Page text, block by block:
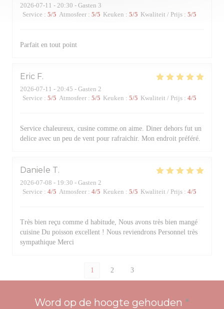
2026-07-11 - 20:30 - Gasten 3
Service : 5/5 Atmosfeer : 5/5 Keuken : 5/5 Kwaliteit / Prijs : 5/5
Parfait en tout point
Eric F
2026-07-11 - 20:45 - Gasten 2
Service : 5/5 Atmosfeer : 5/5 Keuken : 5/5 Kwaliteit / Prijs : 4/5
Service chaleureux, cusine comme.on aime. Diner dehors fut un
delice avec un peu de vent pour rafraichir. Mon endroit préféré.
Daniele T
2026-07-08 - 19:30 - Gasten 2
Service : 4/5 Atmosfeer : 4/5 Keuken : 5/5 Kwaliteit / Prijs : 4/5
Très bien reçu comme d habitude, Nous avons très bien mangé
cuisine Du poisson excellent ! Nous reviendrons Personnel très
sympathique Merci
1 2 3
Word op de hoogte gehouden *